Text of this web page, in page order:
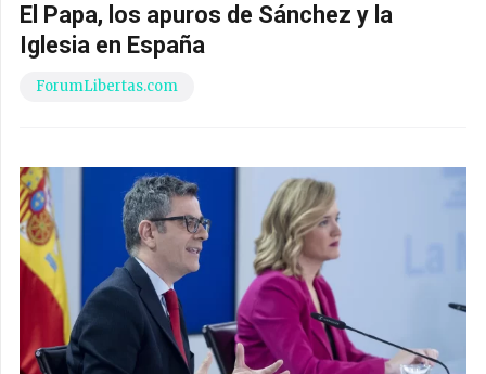
El Papa, los apuros de Sánchez y la
Iglesia en España
ForumLibertas.com